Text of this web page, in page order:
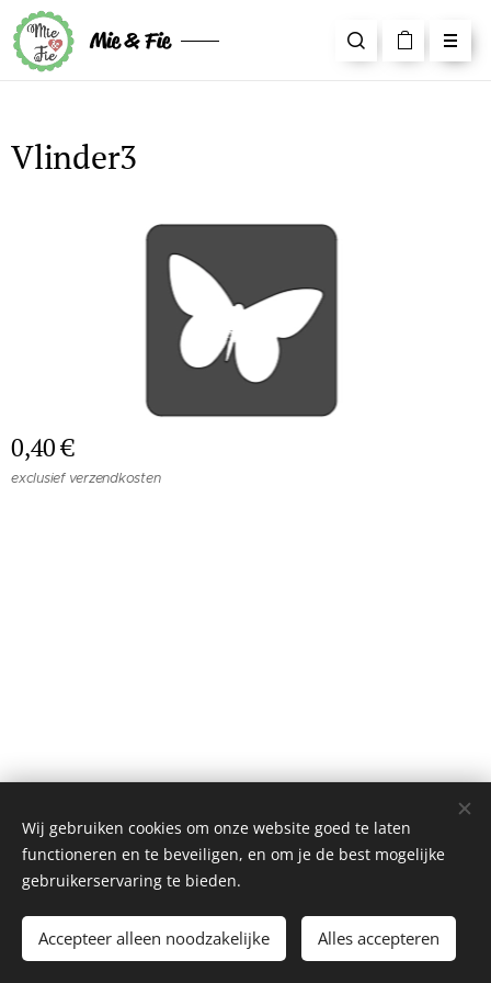
Mie & Fie
Vlinder3
0,40€
exclusief verzendkosten
Toevoegen aan de winkelwagen
Tieltsebaan 108, 3200 Aarschot
Cookies
Wij gebruiken cookies om onze website goed te laten
functioneren en te beveiligen, en om je de best mogelijke
gebruikerservaring te bieden.
Accepteer alleen noodzakelijke Alles accepteren